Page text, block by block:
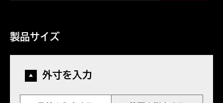
製品サイズ
外寸を入力